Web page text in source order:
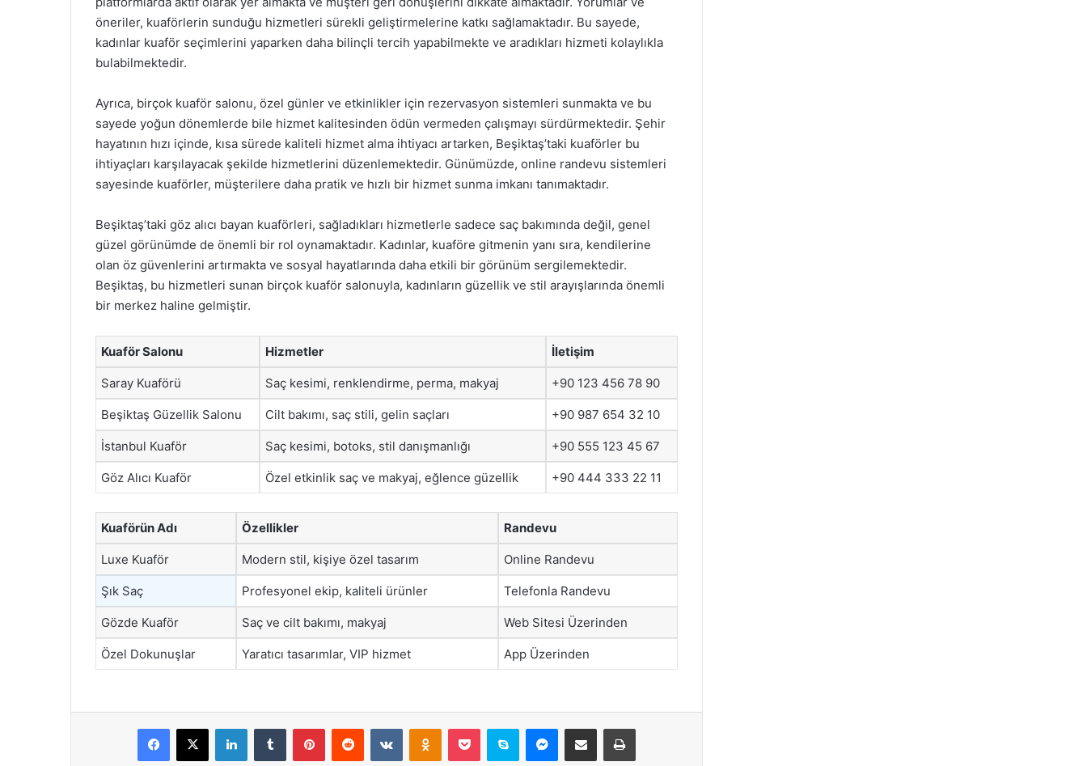
öneriler, kuaförlerin sunduğu hizmetleri sürekli geliştirmelerine katkı sağlamaktadır. Bu sayede,
kadınlar kuaför seçimlerini yaparken daha bilinçli tercih yapabilmekte ve aradıkları hizmeti kolaylıkla
bulabilmektedir.
Ayrıca, birçok kuaför salonu, özel günler ve etkinlikler için rezervasyon sistemleri sunmakta ve bu
sayede yoğun dönemlerde bile hizmet kalitesinden ödün vermeden çalışmayı sürdürmektedir. Şehir
hayatının hızı içinde, kısa sürede kaliteli hizmet alma ihtiyacı artarken, Beşiktaş’taki kuaförler bu
ihtiyaçları karşılayacak şekilde hizmetlerini düzenlemektedir. Günümüzde, online randevu sistemleri
sayesinde kuaförler, müşterilere daha pratik ve hızlı bir hizmet sunma imkanı tanımaktadır.
Beşiktaş’taki göz alıcı bayan kuaförleri, sağladıkları hizmetlerle sadece saç bakımında değil, genel
güzel görünümde de önemli bir rol oynamaktadır. Kadınlar, kuaföre gitmenin yanı sıra, kendilerine
olan öz güvenlerini artırmakta ve sosyal hayatlarında daha etkili bir görünüm sergilemektedir.
Beşiktaş, bu hizmetleri sunan birçok kuaför salonuyla, kadınların güzellik ve stil arayışlarında önemli
bir merkez haline gelmiştir.
Kuaför Salonu Hizmetler İletişim
Saray Kuaförü Saç kesimi, renklendirme, perma, makyaj +90 123 456 78 90
Beşiktaş Güzellik Salonu Cilt bakımı, saç stili, gelin saçları +90 987 654 32 10
İstanbul Kuaför Saç kesimi, botoks, stil danışmanlığı +90 555 123 45 67
Göz Alıcı Kuaför Özel etkinlik saç ve makyaj, eğlence güzellik +90 444 333 22 11
Kuaförün Adı Özellikler Randevu
Luxe Kuaför Modern stil, kişiye özel tasarım Online Randevu
Şık Saç Profesyonel ekip, kaliteli ürünler Telefonla Randevu
Gözde Kuaför Saç ve cilt bakımı, makyaj Web Sitesi Üzerinden
Özel Dokunuşlar Yaratıcı tasarımlar, VIP hizmet App Üzerinden
Facebook
X LinkedInTumblr PinterestReddit VKontakteOdnoklassniki
Pocket Skype Messenger
E-Posta ile paylaş Yazdır